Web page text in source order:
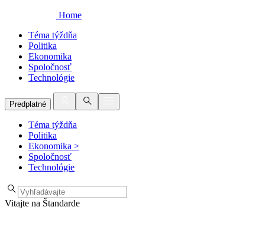
Home
Téma týždňa
Politika
Ekonomika
Spoločnosť
Technológie
Predplatné
Téma týždňa
Politika
Ekonomika >
Spoločnosť
Technológie
Vitajte na Štandarde